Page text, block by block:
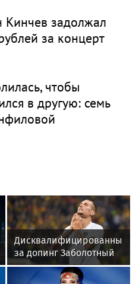
задолжал
за концерт
чтобы
в другую: семь
Дисквалифицированный
за допинг Заболотный
подписал контракт с
клубом Басты